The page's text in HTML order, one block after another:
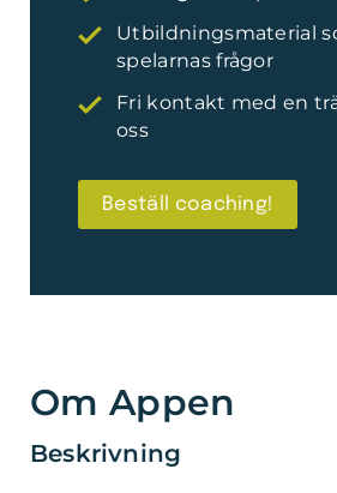
Utbildningsmaterial
spelarnas frågor
Fri kontakt med en
oss
Beställ coaching!
Om Appen
Beskrivning